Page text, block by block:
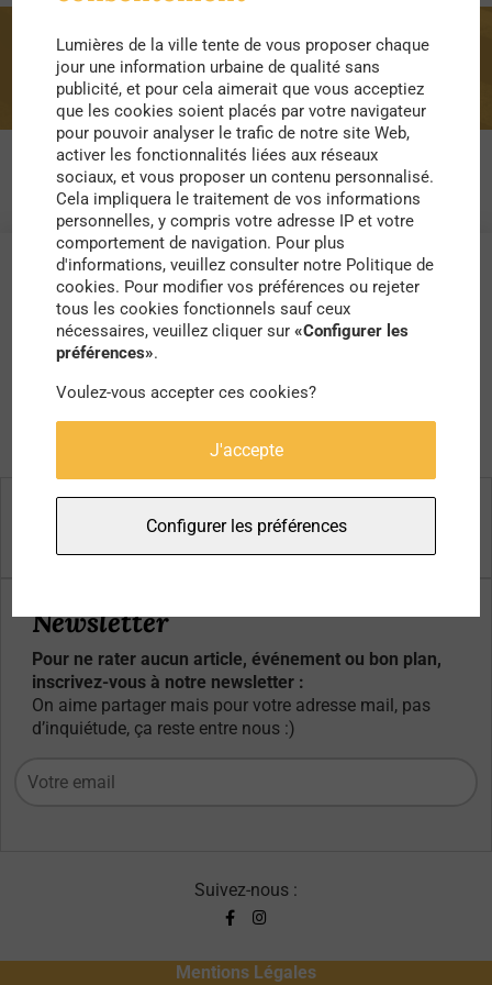
opérateurs
Newsletter
Pour ne rater aucun article, événement ou bon plan,
inscrivez-vous à notre newsletter :
On aime partager mais pour votre adresse mail, pas
d’inquiétude, ça reste entre nous :)
Suivez-nous :
Mentions Légales
Lumières de la ville tente de vous proposer chaque
jour une information urbaine de qualité sans
publicité, et pour cela aimerait que vous acceptiez
que les cookies soient placés par votre navigateur
pour pouvoir analyser le trafic de notre site Web,
activer les fonctionnalités liées aux réseaux
sociaux, et vous proposer un contenu personnalisé.
Cela impliquera le traitement de vos informations
personnelles, y compris votre adresse IP et votre
comportement de navigation. Pour plus
d'informations, veuillez consulter notre Politique de
cookies. Pour modifier vos préférences ou rejeter
tous les cookies fonctionnels sauf ceux
nécessaires, veuillez cliquer sur«Configurer les
préférences».
Voulez-vous accepter ces cookies?
J'accepte
Configurer les préférences